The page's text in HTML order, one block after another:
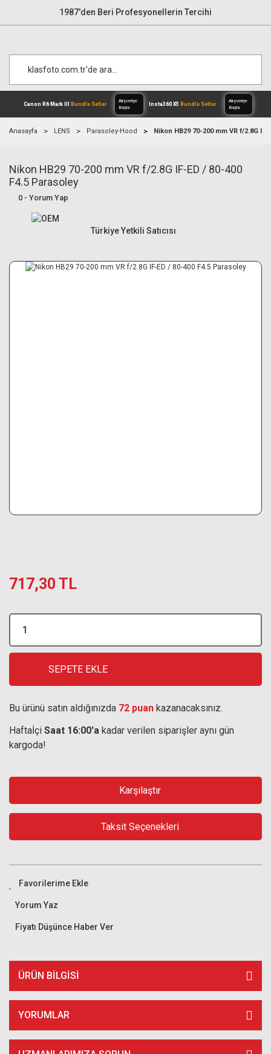
1987'den Beri Profesyonellerin Tercihi
Canon R6 Mark III Bundle Setler
Alışverişe
Anasayfa LENS Parasoley-Hood Nikon HB29 70-200 mm VR f/2.8G
Nikon HB29 70-200 mm VR f/2.8G IF-ED / 80-400
F4.5 Parasoley
0 - Yorum Yap
Türkiye Yetkili Satıcısı
717,30 TL
SEPETE EKLE
Bu ürünü satın aldığınızda 72 puan kazanacaksınız.
Haftaİçi Saat 16:00'a kadar verilen siparişler aynı gün
kargoda!
Karşılaştır
Taksit Seçenekleri
Yorum Yaz
Fiyatı Düşünce Haber Ver
ÜRÜN BILGISI
YORUMLAR